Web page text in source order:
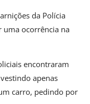
da Polícia
uma ocorrência na
encontraram
apenas
carro, pedindo por